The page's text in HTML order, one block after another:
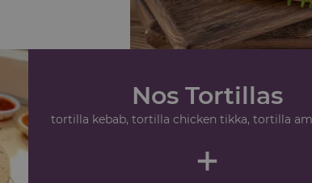
Nos Tortillas
tortilla kebab, tortilla chicken tikka, tortilla
+